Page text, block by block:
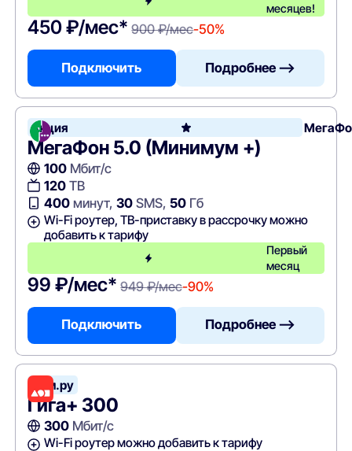
месяцев!
450 ₽/мес* 900 ₽/мес-50%
Подключить Подробнее —>
Акция
МегаФон 5.0 (Минимум +)
100Мбит/с
120ТВ
400минут, 30SMS, 50Гб
Wi-Fi роутер, ТВ-приставку в рассрочку можно
добавить к тарифу
Первый
месяц
99 ₽/мес* 949 ₽/мес-90%
Подключить Подробнее —>
Дом.ру
Гига+ 300
300Мбит/с
Wi-Fi роутер можно добавить к тарифу